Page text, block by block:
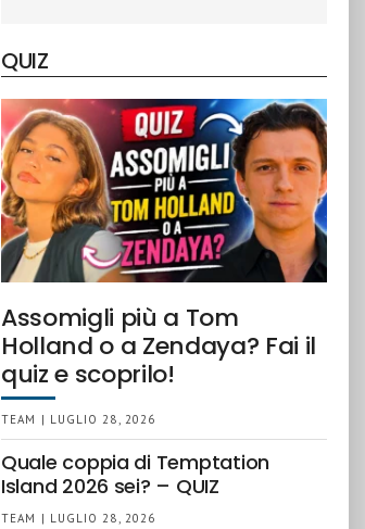
QUIZ
Assomigli più a Tom
Holland o a Zendaya? Fai il
quiz e scoprilo!
TEAM | LUGLIO 28, 2026
Quale coppia di Temptation
Island 2026 sei? – QUIZ
TEAM | LUGLIO 28, 2026